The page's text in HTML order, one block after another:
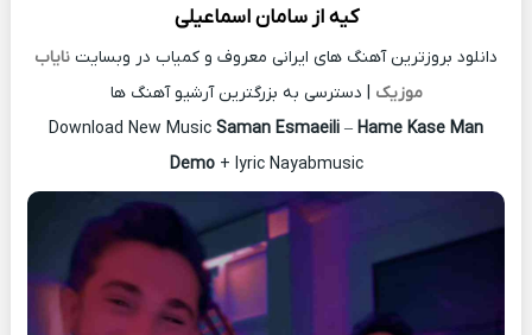
کیه ازسامان اسماعیلی
دانلود بروزترین آهنگ های ایرانی معروف و کمیاب در وبسایت نایاب
موزیک | دسترسی به بزرگترین آرشیو آهنگ ها
Download New Music Saman Esmaeili – Hame Kase Man
Demo+ lyric Nayabmusic